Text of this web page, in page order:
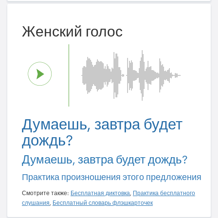
Женский голос
Думаешь, завтра будет
дождь?
Думаешь, завтра будет дождь?
Практика произношения этого предложения
Смотрите также: Бесплатная диктовка, Практика бесплатного
слушания, Бесплатный словарь флэшкарточек